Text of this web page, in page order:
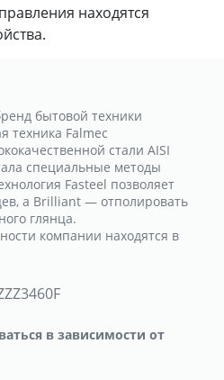
находятся
бытовой техники
техника Falmec
стали AISI
специальные методы
Fasteel позволяет
а Brilliant — отполировать
глянца.
компании находятся в
в зависимости от